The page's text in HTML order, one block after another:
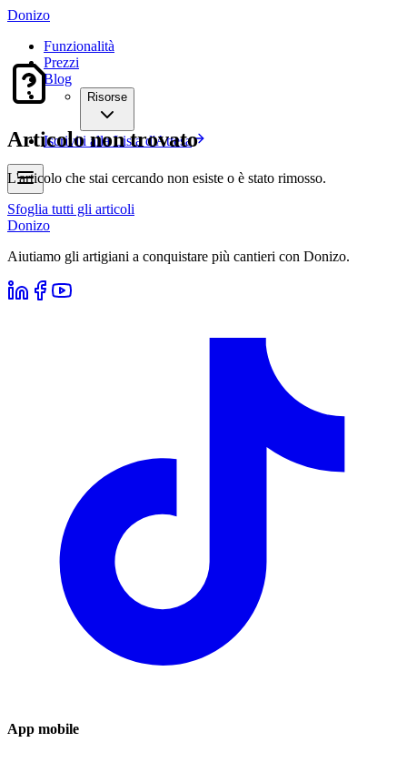
Donizo
Funzionalità
Prezzi
Blog
Risorse
Iscriviti alla Lista d'Attesa
Articolo non trovato
L'articolo che stai cercando non esiste o è stato rimosso.
Sfoglia tutti gli articoli
Donizo
Aiutiamo gli artigiani a conquistare più cantieri con Donizo.
App mobile